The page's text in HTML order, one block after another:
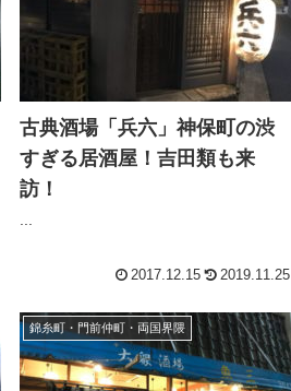
古典酒場「兵六」神保町の渋
すぎる居酒屋！吉田類も来
訪！
2017.12.15 2019.11.25
錦糸町・門前仲町・両国界隈